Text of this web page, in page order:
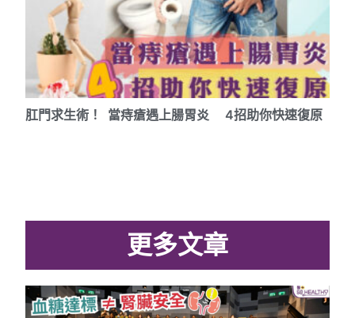
肛門求生術！ 當痔瘡遇上腸胃炎 4招助你快速復原
更多文章